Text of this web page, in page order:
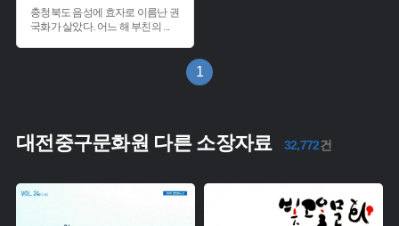
충청북도 음성에 효자로 이름난 권
국화가 살았다. 어느 해 부친의 ...
1
대전중구문화원 다른 소장자료 32,772건